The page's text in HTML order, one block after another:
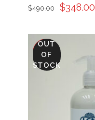
$490.00 $348.00
SALE
OUT
OF
STOCK